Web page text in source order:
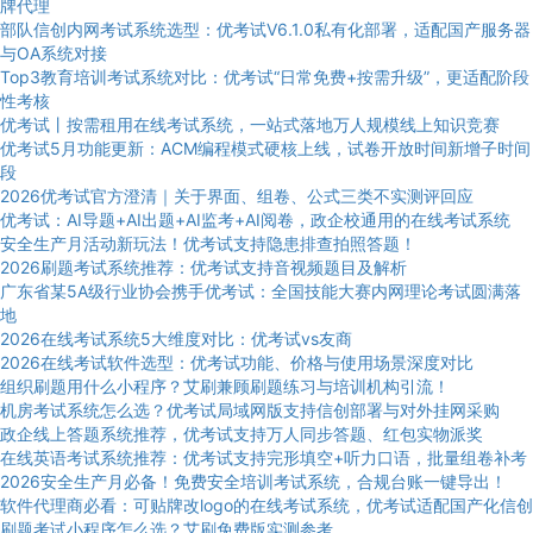
牌代理
部队信创内网考试系统选型：优考试V6.1.0私有化部署，适配国产服务器
与OA系统对接
Top3教育培训考试系统对比：优考试“日常免费+按需升级”，更适配阶段
性考核
优考试丨按需租用在线考试系统，一站式落地万人规模线上知识竞赛
优考试5月功能更新：ACM编程模式硬核上线，试卷开放时间新增子时间
段
2026优考试官方澄清｜关于界面、组卷、公式三类不实测评回应
优考试：AI导题+AI出题+AI监考+AI阅卷，政企校通用的在线考试系统
安全生产月活动新玩法！优考试支持隐患排查拍照答题！
2026刷题考试系统推荐：优考试支持音视频题目及解析
广东省某5A级行业协会携手优考试：全国技能大赛内网理论考试圆满落
地
2026在线考试系统5大维度对比：优考试vs友商
2026在线考试软件选型：优考试功能、价格与使用场景深度对比
组织刷题用什么小程序？艾刷兼顾刷题练习与培训机构引流！
机房考试系统怎么选？优考试局域网版支持信创部署与对外挂网采购
政企线上答题系统推荐，优考试支持万人同步答题、红包实物派奖
在线英语考试系统推荐：优考试支持完形填空+听力口语，批量组卷补考
2026安全生产月必备！免费安全培训考试系统，合规台账一键导出！
软件代理商必看：可贴牌改logo的在线考试系统，优考试适配国产化信创
刷题考试小程序怎么选？艾刷免费版实测参考